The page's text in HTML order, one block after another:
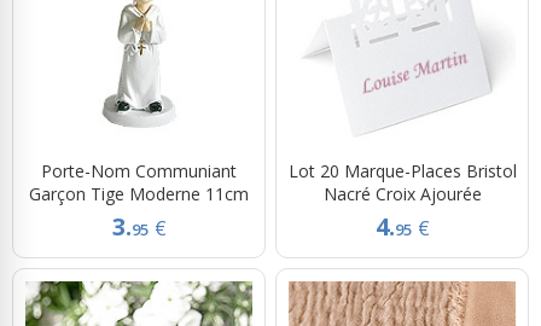
Porte-Nom Communiant
Garçon Tige Moderne 11cm
3.95 €
Lot 20 Marque-Places Bristol
Nacré Croix Ajourée
4.95 €